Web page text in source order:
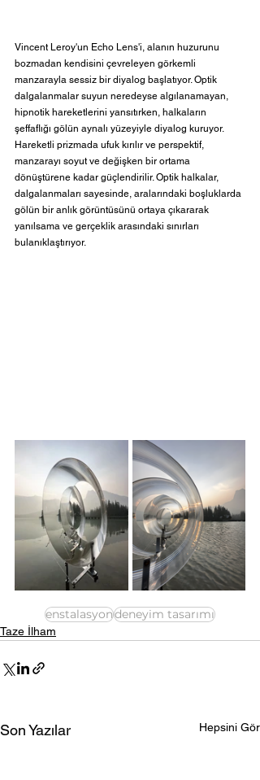
Vincent Leroy'un Echo Lens'i, alanın huzurunu
bozmadan kendisini çevreleyen görkemli
manzarayla sessiz bir diyalog başlatıyor. Optik
dalgalanmalar suyun neredeyse algılanamayan,
hipnotik hareketlerini yansıtırken, halkaların
şeffaflığı gölün aynalı yüzeyiyle diyalog kuruyor.
Hareketli prizmada ufuk kırılır ve perspektif,
manzarayı soyut ve değişken bir ortama
dönüştürene kadar güçlendirilir. Optik halkalar,
dalgalanmaları sayesinde, aralarındaki boşluklarda
gölün bir anlık görüntüsünü ortaya çıkararak
yanılsama ve gerçeklik arasındaki sınırları
bulanıklaştırıyor.
enstalasyondeneyim tasarımı
Taze İlham
Son Yazılar Hepsini Gör